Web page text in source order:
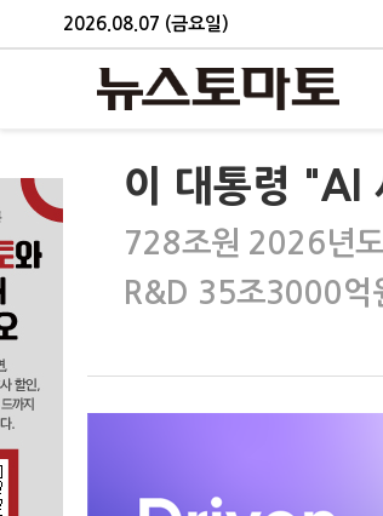
2026.08.07 (금요일)
이 대통령 "AI
728조원 2026년
R&D 35조3000억